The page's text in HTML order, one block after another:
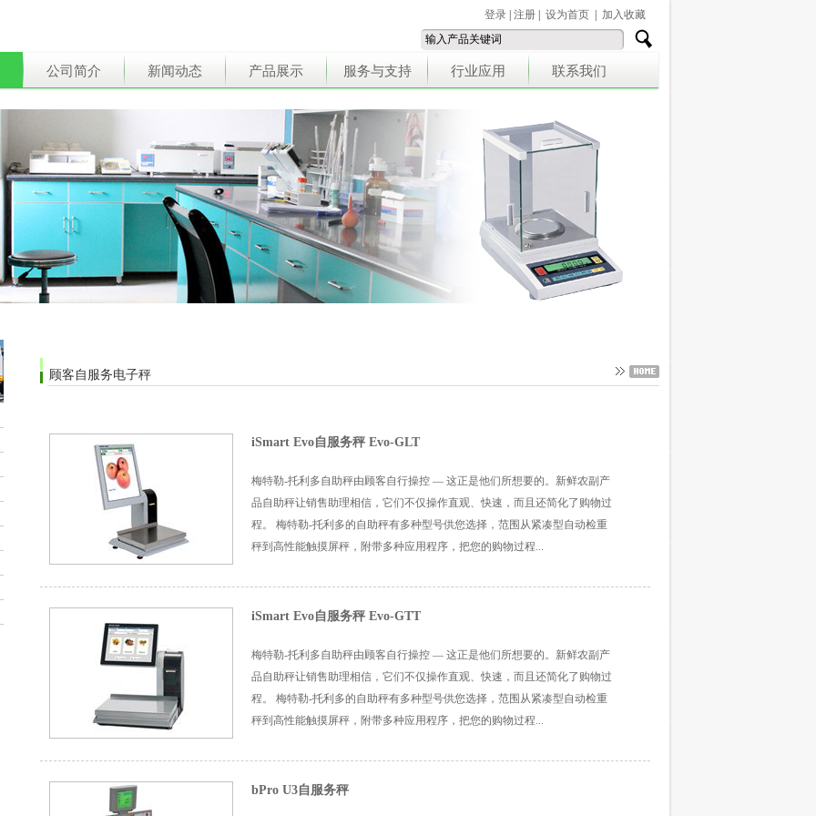
登录 注册 设为首页 加入收藏
公司简介 新闻动态 产品展示 服务与支持 行业应用 联系我们
顾客自服务电子秤
iSmart Evo自服务秤 Evo-GLT
梅特勒-托利多自助秤由顾客自行操控 — 这正是他们所想要的。新鲜农副产
品自助秤让销售助理相信，它们不仅操作直观、快速，而且还简化了购物过
程。 梅特勒-托利多的自助秤有多种型号供您选择，范围从紧凑型自动检重
秤到高性能触摸屏秤，附带多种应用程序，把您的购物过程...
iSmart Evo自服务秤 Evo-GTT
梅特勒-托利多自助秤由顾客自行操控 — 这正是他们所想要的。新鲜农副产
品自助秤让销售助理相信，它们不仅操作直观、快速，而且还简化了购物过
程。 梅特勒-托利多的自助秤有多种型号供您选择，范围从紧凑型自动检重
秤到高性能触摸屏秤，附带多种应用程序，把您的购物过程...
bPro U3自服务秤